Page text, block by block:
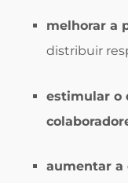
melhorar a
distribuir
estimular o
aumentar a